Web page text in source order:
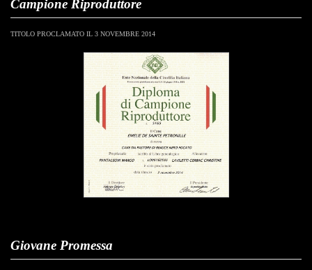
Campione Riproduttore
TITOLO PROCLAMATO IL 3 NOVEMBRE 2014
Giovane Promessa